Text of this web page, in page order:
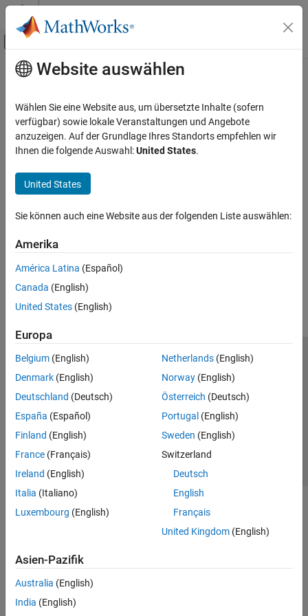
Weiter zum Inhalt
Umschaltung für Off-Canvas-
Startseite der Dokumentation
Hauptinhalt
How useful was this information?
Website auswählen
Wählen Sie eine Website aus, um übersetzte Inhalte (sofern
verfügbar) sowie lokale Veranstaltungen und Angebote
anzuzeigen. Auf der Grundlage Ihres Standorts empfehlen wir
Ihnen die folgende Auswahl:United States.
United States
Sie können auch eine Website aus der folgenden Liste auswählen:
Amerika
América Latina (Español)
Canada (English)
United States (English)
Europa
Belgium (English)
Denmark (English)
Deutschland (Deutsch)
España (Español)
Finland (English)
France (Français)
Ireland (English)
Italia (Italiano)
Luxembourg (English)
Netherlands(English)
Norway(English)
Österreich (Deutsch)
Portugal (English)
Sweden (English)
Switzerland
Deutsch
English
Français
United Kingdom(English)
Asien-Pazifik
Australia (English)
India (English)
Trust Center
Datenschutz-Richtlinien
Datendiebstahl verhindern
Status von Anwendungen
© 1994-2026 The MathWorks, Inc.
Website auswählen
Deutschland